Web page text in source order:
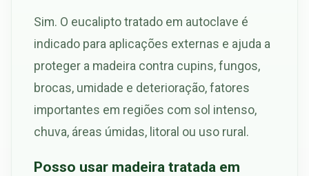
Sim. O eucalipto tratado em autoclave é
indicado para aplicações externas e ajuda a
proteger a madeira contra cupins, fungos,
brocas, umidade e deterioração, fatores
importantes em regiões com sol intenso,
chuva, áreas úmidas, litoral ou uso rural.
Posso usar madeira tratada em